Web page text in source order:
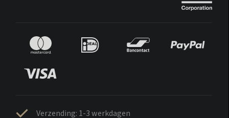
Verzending: 1-3 werkdagen